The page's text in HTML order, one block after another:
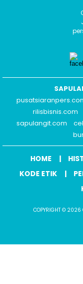
rilisbisnis.com
sapulangit.com
HOME
KODE ETIK
COPYRIGHT © 2026